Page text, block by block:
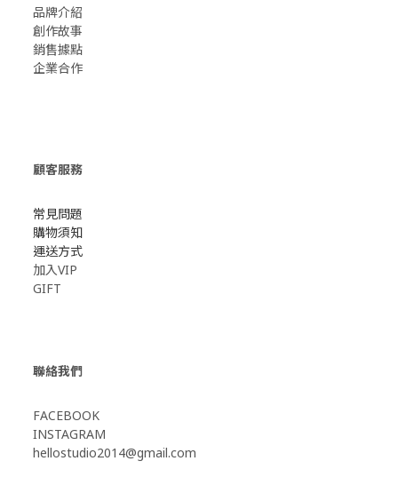
品牌介紹
創作故事
​銷售據點
企業合作
顧客服務
常見問題
購物須知
運送方式
加入VIP
GIFT
聯絡我們
FACEBOOK
INSTAGRAM
hellostudio2014@gmail.com